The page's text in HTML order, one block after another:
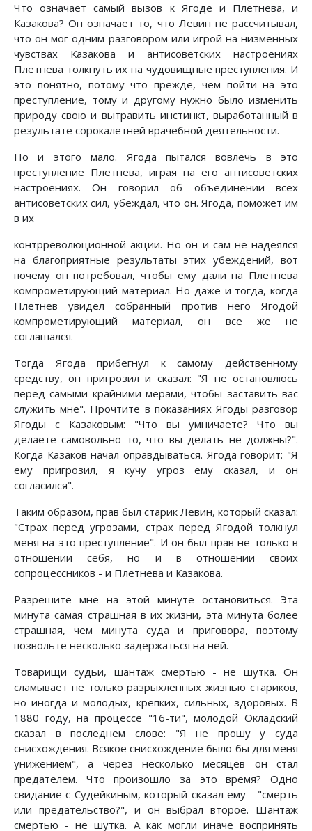
Что означает самый вызов к Ягоде и Плетнева, и
Казакова? Он означает то, что Левин не рассчитывал,
что он мог одним разговором или игрой на низменных
чувствах Казакова и антисоветских настроениях
Плетнева толкнуть их на чудовищные преступления. И
это понятно, потому что прежде, чем пойти на это
преступление, тому и другому нужно было изменить
природу свою и вытравить инстинкт, выработанный в
результате сорокалетней врачебной деятельности.
Но и этого мало. Ягода пытался вовлечь в это
преступление Плетнева, играя на его антисоветских
настроениях. Он говорил об объединении всех
антисоветских сил, убеждал, что он. Ягода, поможет им
в их
контрреволюционной акции. Но он и сам не надеялся
на благоприятные результаты этих убеждений, вот
почему он потребовал, чтобы ему дали на Плетнева
компрометирующий материал. Но даже и тогда, когда
Плетнев увидел собранный против него Ягодой
компрометирующий материал, он все же не
соглашался.
Тогда Ягода прибегнул к самому действенному
средству, он пригрозил и сказал: "Я не остановлюсь
перед самыми крайними мерами, чтобы заставить вас
служить мне". Прочтите в показаниях Ягоды разговор
Ягоды с Казаковым: "Что вы умничаете? Что вы
делаете самовольно то, что вы делать не должны?".
Когда Казаков начал оправдываться. Ягода говорит: "Я
ему пригрозил, я кучу угроз ему сказал, и он
согласился".
Таким образом, прав был старик Левин, который сказал:
"Страх перед угрозами, страх перед Ягодой толкнул
меня на это преступление". И он был прав не только в
отношении себя, но и в отношении своих
сопроцессников - и Плетнева и Казакова.
Разрешите мне на этой минуте остановиться. Эта
минута самая страшная в их жизни, эта минута более
страшная, чем минута суда и приговора, поэтому
позвольте несколько задержаться на ней.
Товарищи судьи, шантаж смертью - не шутка. Он
сламывает не только разрыхленных жизнью стариков,
но иногда и молодых, крепких, сильных, здоровых. В
1880 году, на процессе "16-ти", молодой Окладский
сказал в последнем слове: "Я не прошу у суда
снисхождения. Всякое снисхождение было бы для меня
унижением", а через несколько месяцев он стал
предателем. Что произошло за это время? Одно
свидание с Судейкиным, который сказал ему - "смерть
или предательство?", и он выбрал второе. Шантаж
смертью - не шутка. А как могли иначе воспринять